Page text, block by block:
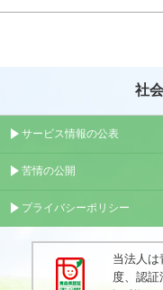
社
サービス情報の公表
苦情の公開
プライバシーポリシー
当法人は
度、認証